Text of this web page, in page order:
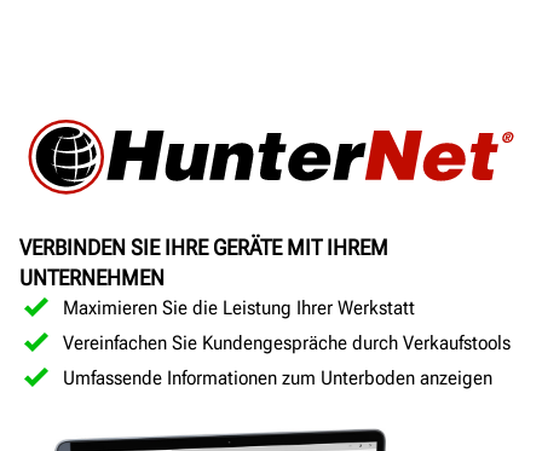
VERBINDEN SIE IHRE GERÄTE MIT IHREM
UNTERNEHMEN
Maximieren Sie die Leistung Ihrer Werkstatt
Vereinfachen Sie Kundengespräche durch Verkaufstools
Umfassende Informationen zum Unterboden anzeigen